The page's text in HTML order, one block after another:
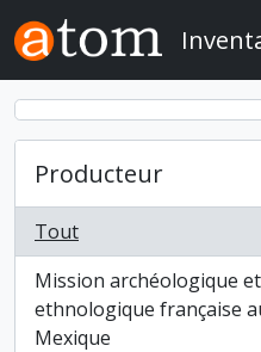
Skip to main content
Producteur
Tout
Mission archéologique et
ethnologique française
Mexique
, 1 résultats